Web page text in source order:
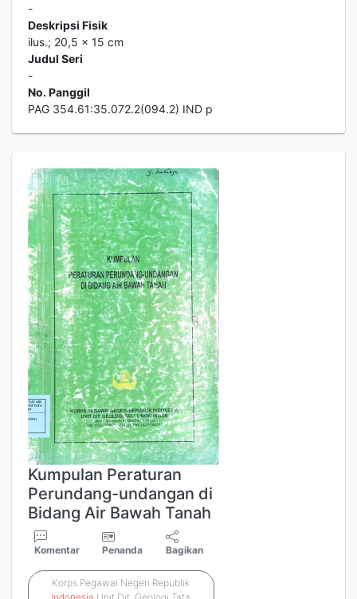
-
Deskripsi Fisik
ilus.; 20,5 x 15 cm
Judul Seri
-
No. Panggil
PAG 354.61:35.072.2(094.2) IND p
Kumpulan Peraturan
Perundang-undangan di
Bidang Air Bawah Tanah
Komentar Penanda Bagikan
Korps Pegawai Negeri Republik